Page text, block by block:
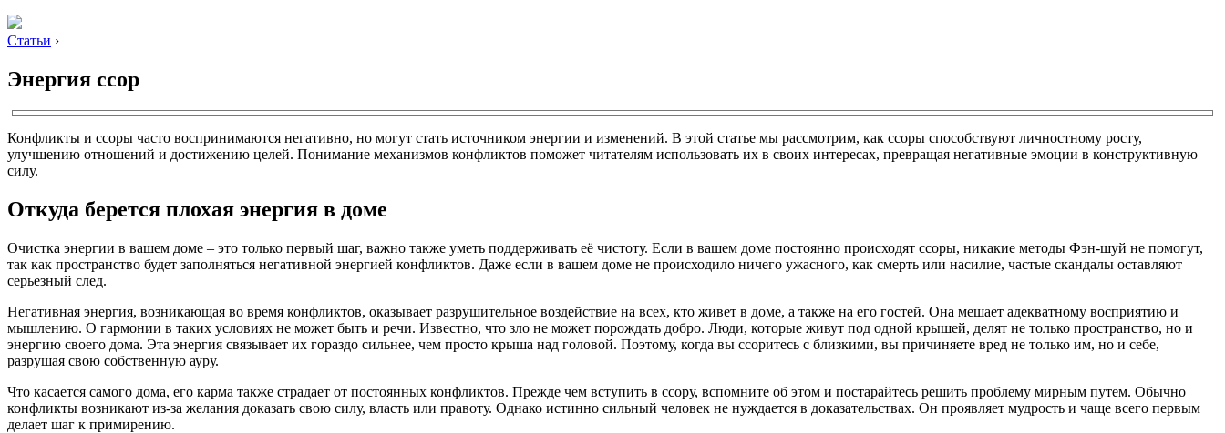
Статьи ›
Энергия ссор
Конфликты и ссоры часто воспринимаются негативно, но могут стать источником энергии и изменений. В этой статье мы рассмотрим, как ссоры способствуют личностному росту,
улучшению отношений и достижению целей. Понимание механизмов конфликтов поможет читателям использовать их в своих интересах, превращая негативные эмоции в конструктивную
силу.
Откуда берется плохая энергия в доме
Очистка энергии в вашем доме – это только первый шаг, важно также уметь поддерживать её чистоту. Если в вашем доме постоянно происходят ссоры, никакие методы Фэн-шуй не помогут,
так как пространство будет заполняться негативной энергией конфликтов. Даже если в вашем доме не происходило ничего ужасного, как смерть или насилие, частые скандалы оставляют
серьезный след.
Негативная энергия, возникающая во время конфликтов, оказывает разрушительное воздействие на всех, кто живет в доме, а также на его гостей. Она мешает адекватному восприятию и
мышлению. О гармонии в таких условиях не может быть и речи. Известно, что зло не может порождать добро. Люди, которые живут под одной крышей, делят не только пространство, но и
энергию своего дома. Эта энергия связывает их гораздо сильнее, чем просто крыша над головой. Поэтому, когда вы ссоритесь с близкими, вы причиняете вред не только им, но и себе,
разрушая свою собственную ауру.
Что касается самого дома, его карма также страдает от постоянных конфликтов. Прежде чем вступить в ссору, вспомните об этом и постарайтесь решить проблему мирным путем. Обычно
конфликты возникают из-за желания доказать свою силу, власть или правоту. Однако истинно сильный человек не нуждается в доказательствах. Он проявляет мудрость и чаще всего первым
делает шаг к примирению.